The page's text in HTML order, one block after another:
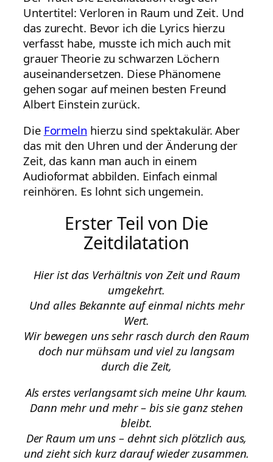
Untertitel: Verloren in Raum und Zeit. Und
das zurecht. Bevor ich die Lyrics hierzu
verfasst habe, musste ich mich auch mit
grauer Theorie zu schwarzen Löchern
auseinandersetzen. Diese Phänomene
gehen sogar auf meinen besten Freund
Albert Einstein zurück.
Die Formeln hierzu sind spektakulär. Aber
das mit den Uhren und der Änderung der
Zeit, das kann man auch in einem
Audioformat abbilden. Einfach einmal
reinhören. Es lohnt sich ungemein.
Erster Teil von Die
Zeitdilatation
Hier ist das Verhältnis von Zeit und Raum
umgekehrt.
Und alles Bekannte auf einmal nichts mehr
Wert.
Wir bewegen uns sehr rasch durch den Raum
doch nur mühsam und viel zu langsam
durch die Zeit,
Als erstes verlangsamt sich meine Uhr kaum.
Dann mehr und mehr – bis sie ganz stehen
bleibt.
Der Raum um uns – dehnt sich plötzlich aus,
und zieht sich kurz darauf wieder zusammen.